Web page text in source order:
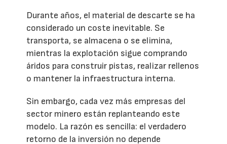
Durante años, el material de descarte se ha
considerado un coste inevitable. Se
transporta, se almacena o se elimina,
mientras la explotación sigue comprando
áridos para construir pistas, realizar rellenos
o mantener la infraestructura interna.
Sin embargo, cada vez más empresas del
sector minero están replanteando este
modelo. La razón es sencilla: el verdadero
retorno de la inversión no depende